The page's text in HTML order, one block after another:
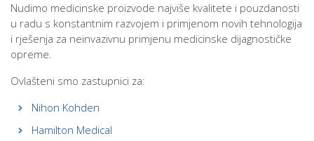
Nudimo medicinske proizvode najviše kvalitete i pouzdanosti
u radu s konstantnim razvojem i primjenom novih tehnologija
i rješenja za neinvazivnu primjenu medicinske dijagnostičke
opreme.
Ovlašteni smo zastupnici za:
Nihon Kohden
Hamilton Medical